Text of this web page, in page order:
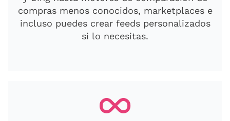
compras menos conocidos, marketplaces e
incluso puedes crear feeds personalizados
si lo necesitas.